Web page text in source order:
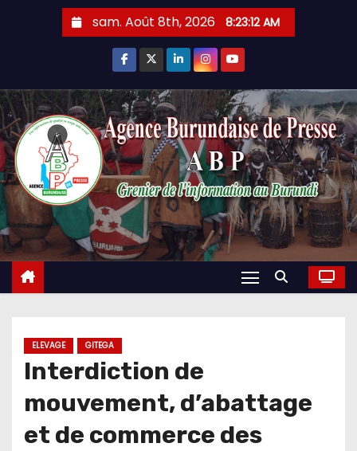
sam. Août 8th, 2026 8:23:13 AM
ELEVAGE GITEGA
Interdiction de
mouvement, d’abattage
et de commerce des